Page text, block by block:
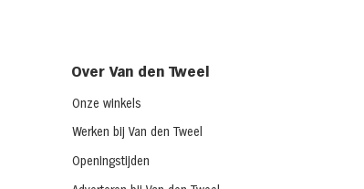
Over Van den Tweel
Onze winkels
Werken bij Van den Tweel
Openingstijden